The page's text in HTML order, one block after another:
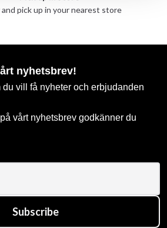
pick up in your nearest store
nyhetsbrev!
vill få nyheter och erbjudanden
vårt nyhetsbrev godkänner du
Subscribe